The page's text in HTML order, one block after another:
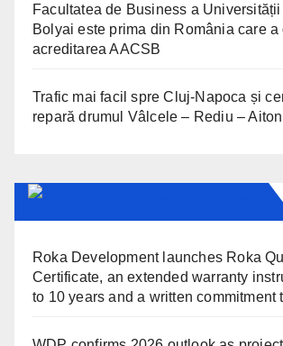
Facultatea de Business a
Bolyai este prima din România care a
acreditarea AACSB
Trafic mai facil spre Cluj-Napoca și
repară drumul Vâlcele – Rediu – Aiton
Roka Development launches Roka
Certificate, an extended warranty
to 10 years and a written commitment